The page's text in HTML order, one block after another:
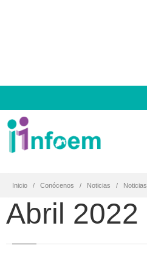
Inicio Conócenos Noticias Noticias
Abril 2022